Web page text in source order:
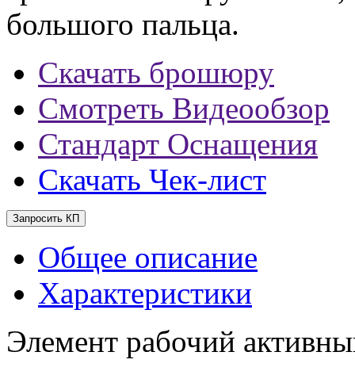
большого пальца.
Скачать брошюру
Смотреть Видеообзор
Стандарт Оснащения
Скачать Чек-лист
Запросить КП
Общее описание
Характеристики
Элемент рабочий